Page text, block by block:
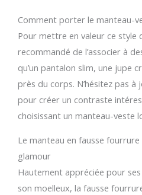
Comment porter le manteau-
Pour mettre en valeur ce style
recommandé de l’associer à
qu’un pantalon slim, une jupe
près du corps. N’hésitez pas à
pour créer un contraste
choisissant un manteau-veste
Le manteau en fausse
glamour
Hautement appréciée pour
son moelleux, la fausse